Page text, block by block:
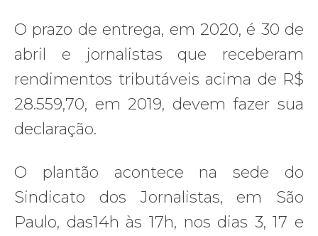
O prazo de entrega, em 2020, é 30 de
abril e jornalistas que receberam
rendimentos tributáveis acima de R$
28.559,70, em 2019, devem fazer sua
declaração.
O plantão acontece na sede do
Sindicato dos Jornalistas, em São
Paulo, das14h às 17h, nos dias 3, 17 e